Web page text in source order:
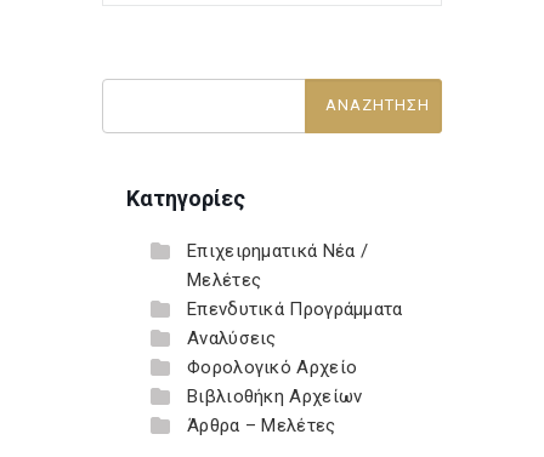
Κατηγορίες
Επιχειρηματικά Νέα /
Μελέτες
Επενδυτικά Προγράμματα
Αναλύσεις
Φορολογικό Αρχείο
Βιβλιοθήκη Αρχείων
Άρθρα – Μελέτες